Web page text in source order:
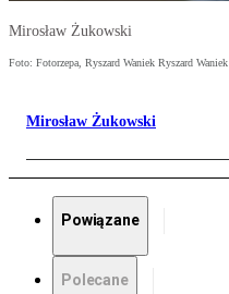
Mirosław Żukowski
Foto: Fotorzepa, Ryszard Waniek Ryszard Waniek
Mirosław Żukowski
Powiązane
Polecane